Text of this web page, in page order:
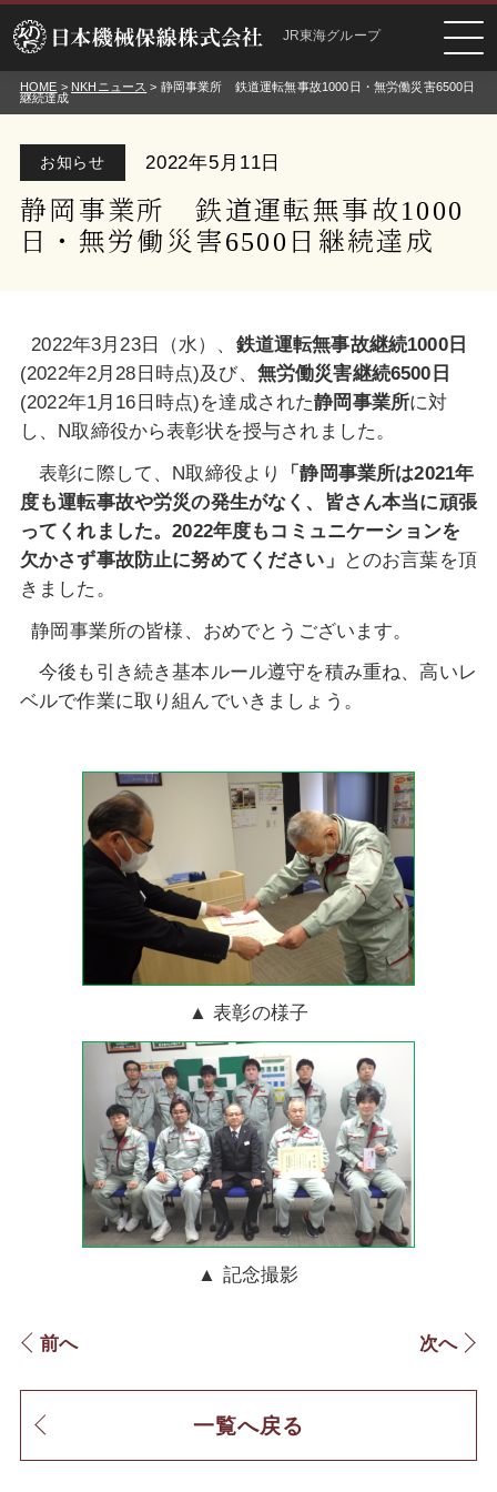
JR東海グループ
HOME > NKHニュース > 静岡事業所 鉄道運転無事故1000日・無労働災害6500日
継続達成
お知らせ 2022年5月11日
静岡事業所 鉄道運転無事故1000
日・無労働災害6500日継続達成
2022年3月23日（水）、 鉄道運転無事故継続1000日
(2022年2月28日時点)及び、 無労働災害継続6500 日
(2022年1月16日時点)を達成された静岡事業所に対
し、N取締役から表彰状を授与されました。
表彰に際して、N取締役より
「静岡事業所は2021年
度も運転事故や労災の発生がなく、皆さん本当に頑張
ってくれました。2022年度もコミュニケーションを
欠かさず事故防止に努めてください」
とのお言葉を頂
きました。
静岡事業所の皆様、おめでとうございます。
今後も引き続き基本ルール遵守を積み重ね、高いレ
ベルで作業に取り組んでいきましょう。
▲ 表彰の様子
▲ 記念撮影
前へ 次へ
一覧へ戻る